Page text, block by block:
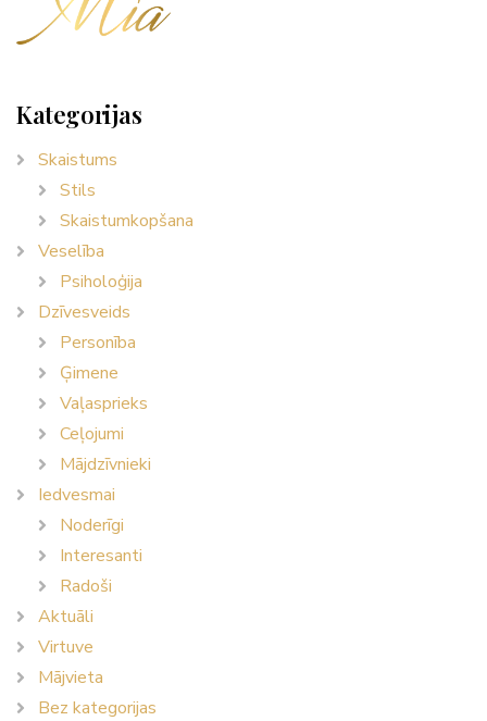
Kategorijas
Skaistums
Stils
Skaistumkopšana
Veselība
Psiholoģija
Dzīvesveids
Personība
Ģimene
Vaļasprieks
Ceļojumi
Mājdzīvnieki
Iedvesmai
Noderīgi
Interesanti
Radoši
Aktuāli
Virtuve
Mājvieta
Bez kategorijas